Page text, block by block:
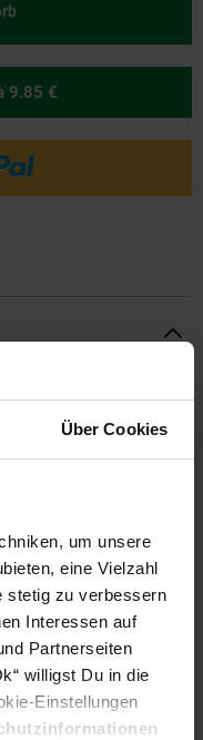
Über Cookies
um unsere
eine Vielzahl
stetig zu verbessern
Interessen auf
Partnerseiten
willigst Du in die
Einstellungen
9.85 €
266
0
die Kombination
aus. Die
kann der Grill- und